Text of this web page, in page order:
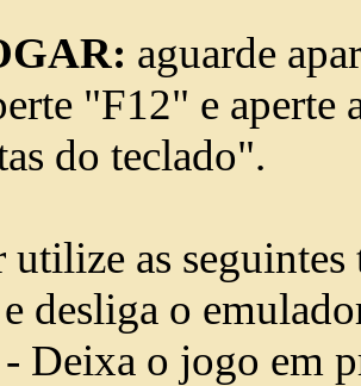
aguarde
"F12" e aperte
do teclado".
utilize as seguintes
desliga o
Deixa o jogo em